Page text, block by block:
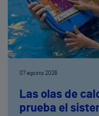
07 agosto 2026
Las olas de
prueba el